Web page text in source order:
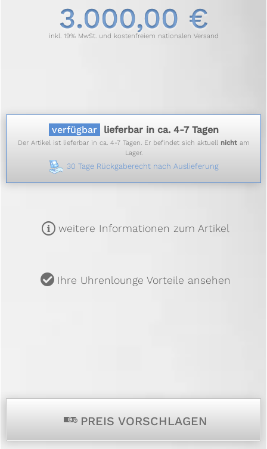
3.000,00 €
inkl. 19% MwSt. und kostenfreiem nationalen Versand
verfügbar lieferbar in ca. 4-7 Tagen
Der Artikel ist lieferbar in ca. 4-7 Tagen. Er befindet sich aktuell nichtam
Lager.
30 Tage Rückgaberecht nach Auslieferung
m weitere Informationen zum Artikel
u Ihre Uhrenlounge Vorteile ansehen
p PREIS VORSCHLAGEN